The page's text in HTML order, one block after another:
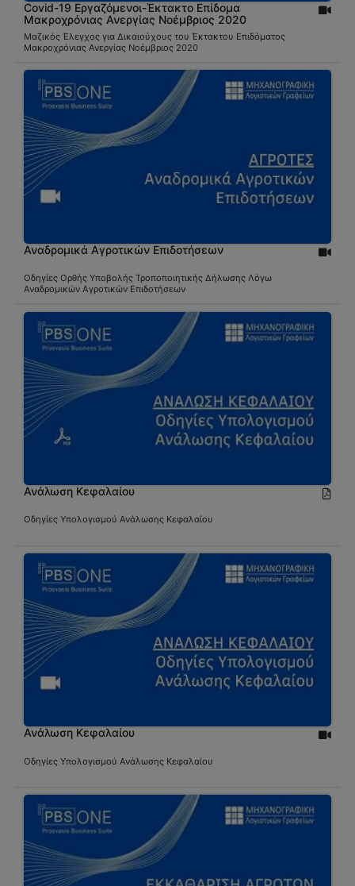
Covid-19 Εργαζόμενοι-Έκτακτο Επίδομα
Μακροχρόνιας Ανεργίας Νοέμβριος 2020
Μαζικός Έλεγχος για Δικαιούχους του Έκτακτου Επιδόματος
Μακροχρόνιας Ανεργίας Νοέμβριος 2020
Αναδρομικά Αγροτικών Επιδοτήσεων
Οδηγίες Ορθής Υποβολής Τροποποιητικής Δήλωσης Λόγω
Αναδρομικών Αγροτικών Επιδοτήσεων
Ανάλωση Κεφαλαίου
Οδηγίες Υπολογισμού Ανάλωσης Κεφαλαίου
Ανάλωση Κεφαλαίου
Οδηγίες Υπολογισμού Ανάλωσης Κεφαλαίου